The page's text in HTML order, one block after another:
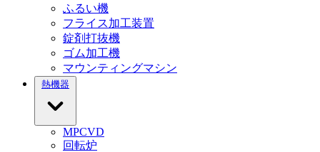
ふるい機
フライス加工装置
錠剤打抜機
ゴム加工機
マウンティングマシン
熱機器
MPCVD
回転炉